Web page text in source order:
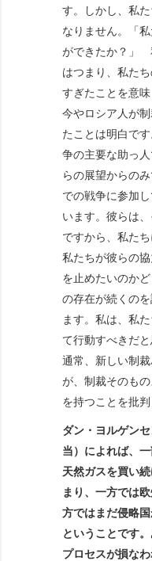
す。しかし、私
なりません。「
ができたか？」
はつまり、私た
すぎたことを意味
今やロシア人が
たことは明白で
争の主要な助っ
らの展望からの
での戦争に参加
います。彼らは
ですから、私た
私たちが彼らの
を止めたいのか
の存在が続くの
ます。私は、私
て行動すべきだ
通常、新しい制
が、制裁そのも
を持つことを批判
ダン・ヨルゲン
当）によれば、
天然ガスを買い
まり、一方では
方ではまだ侵略
ということです
プロセスが損な